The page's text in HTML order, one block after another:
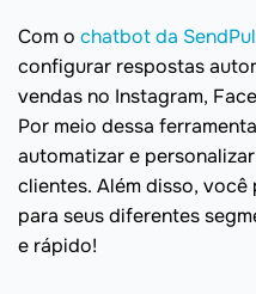
Com o chatbot da
configurar respostas
vendas no Instagram,
Por meio dessa
automatizar e
clientes. Além disso,
para seus diferentes
e rápido!